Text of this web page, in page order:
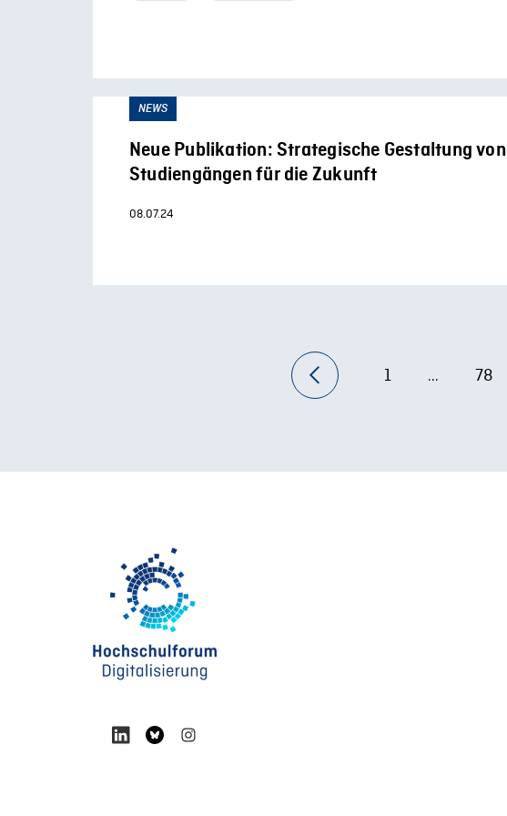
NEWS
Neue Publikation: Strategische Gestaltung von
Studiengängen für die Zukunft
08.07.24
1 ... 78